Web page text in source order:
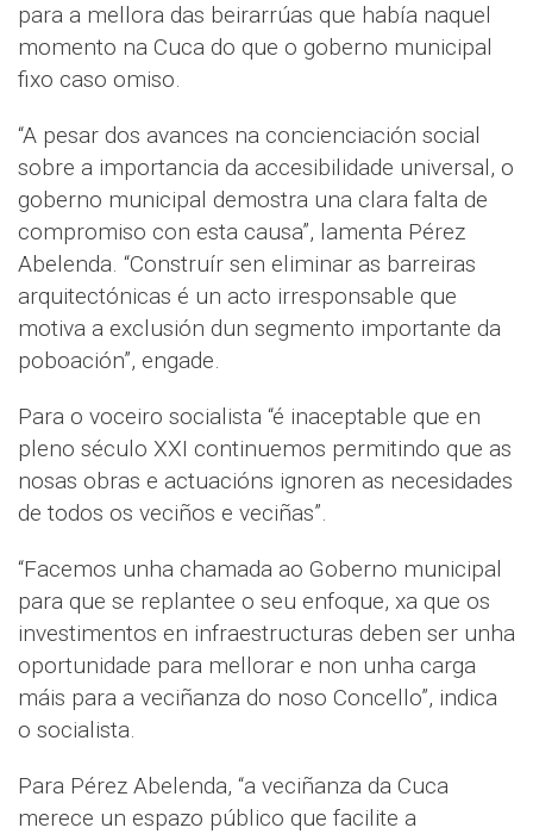
para a mellora das beirarrúas que había naquel
momento na Cuca do que o goberno municipal
fixo caso omiso.
“A pesar dos avances na concienciación social
sobre a importancia da accesibilidade universal, o
goberno municipal demostra una clara falta de
compromiso con esta causa”, lamenta Pérez
Abelenda. “Construír sen eliminar as barreiras
arquitectónicas é un acto irresponsable que
motiva a exclusión dun segmento importante da
poboación”, engade.
Para o voceiro socialista “é inaceptable que en
pleno século XXI continuemos permitindo que as
nosas obras e actuacións ignoren as necesidades
de todos os veciños e veciñas”.
“Facemos unha chamada ao Goberno municipal
para que se replantee o seu enfoque, xa que os
investimentos en infraestructuras deben ser unha
oportunidade para mellorar e non unha carga
máis para a veciñanza do noso Concello”, indica
o socialista.
Para Pérez Abelenda, “a veciñanza da Cuca
merece un espazo público que facilite a